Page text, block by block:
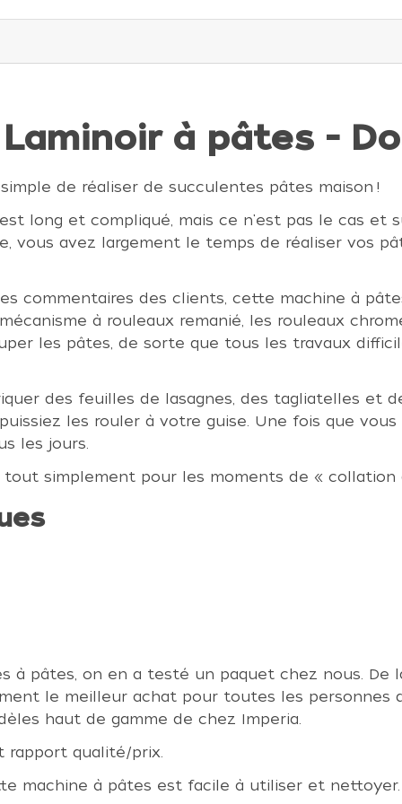
à pâtes -
de réaliser de succulentes pâtes maison !
long et compliqué, mais ce n'est pas le cas
vous avez largement le temps de réaliser vos
commentaires des clients, cette machine à
à rouleaux remanié, les rouleaux
les pâtes, de sorte que tous les travaux
des feuilles de lasagnes, des tagliatelles et
les rouler à votre guise. Une fois que
les jours.
simplement pour les moments de « collation
à pâtes, on en a testé un paquet chez nous. De
le meilleur achat pour toutes les personnes
haut de gamme de chez Imperia.
rapport qualité/prix.
machine à pâtes est facile à utiliser et nettoyer.